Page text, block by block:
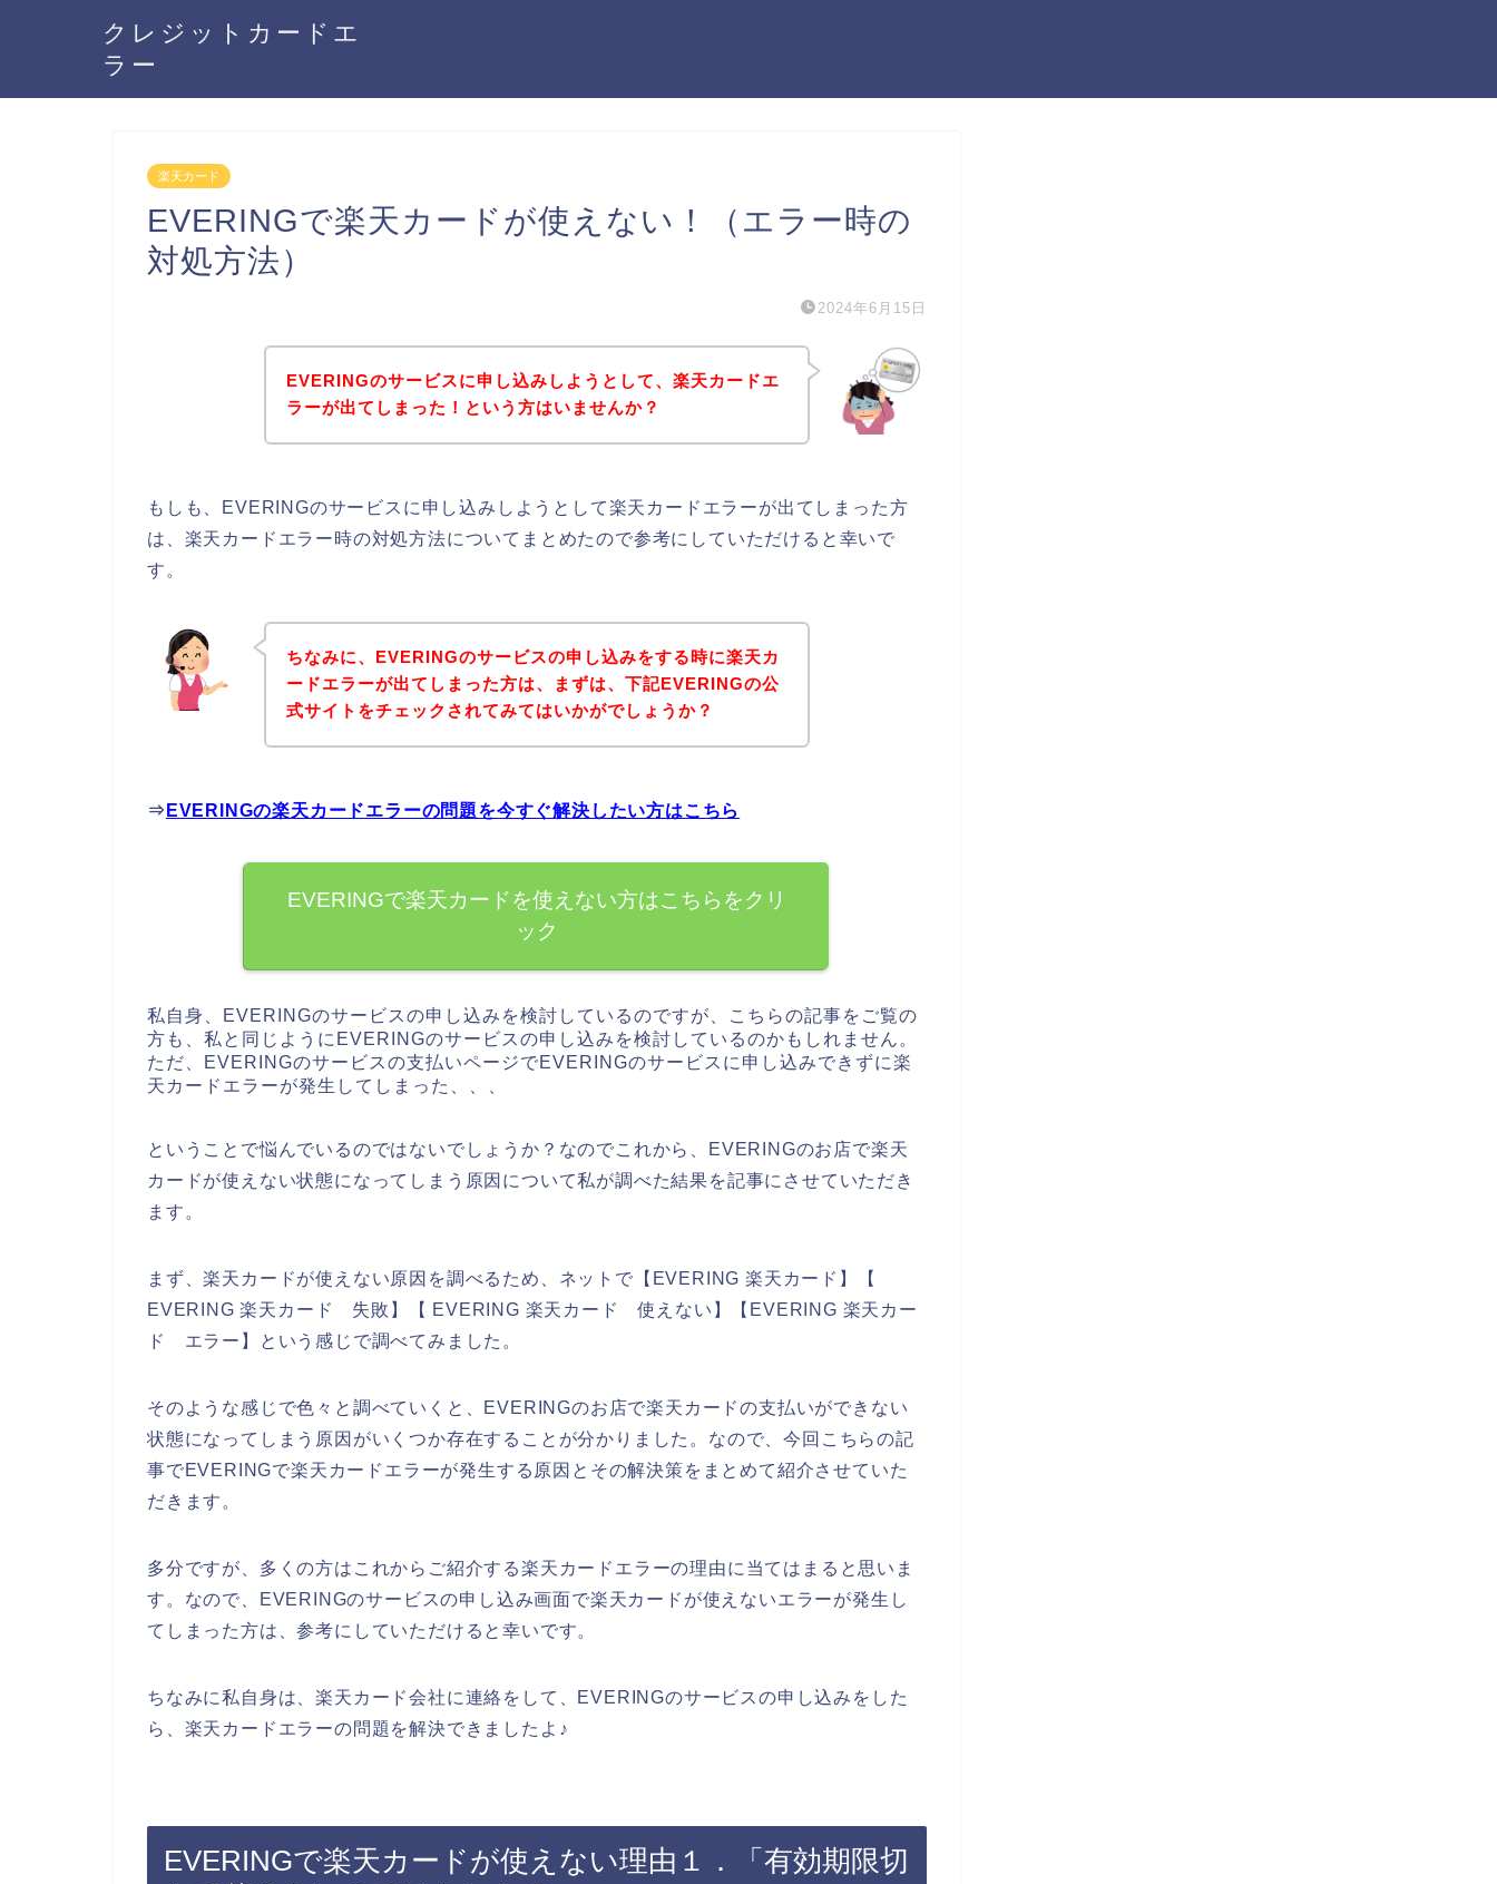
クレジットカードエ
ラー
楽天カード
EVERINGで楽天カードが使えない！（エラー時の
対処方法）
2024年6月15日
EVERINGのサービスに申し込みしようとして、楽天カードエ
ラーが出てしまった！という方はいませんか？
もしも、EVERINGのサービスに申し込みしようとして楽天カードエラーが出てしまった方
は、楽天カードエラー時の対処方法についてまとめたので参考にしていただけると幸いで
す。
ちなみに、EVERINGのサービスの申し込みをする時に楽天カ
ードエラーが出てしまった方は、まずは、下記EVERINGの公
式サイトをチェックされてみてはいかがでしょうか？
⇒ EVERINGの楽天カードエラーの問題を今すぐ解決したい方はこちら
EVERINGで楽天カードを使えない方はこちらをクリ
ック
私自身、EVERINGのサービスの申し込みを検討しているのですが、こちらの記事をご覧の
方も、私と同じようにEVERINGのサービスの申し込みを検討しているのかもしれません。
ただ、EVERINGのサービスの支払いページでEVERINGのサービスに申し込みできずに楽
天カードエラーが発生してしまった、、、
ということで悩んでいるのではないでしょうか？なのでこれから、EVERINGのお店で楽天
カードが使えない状態になってしまう原因について私が調べた結果を記事にさせていただき
ます。
まず、楽天カードが使えない原因を調べるため、ネットで【EVERING 楽天カード】【
EVERING 楽天カード 失敗】【 EVERING 楽天カード 使えない】【EVERING 楽天カー
ド エラー】という感じで調べてみました。
そのような感じで色々と調べていくと、EVERINGのお店で楽天カードの支払いができない
状態になってしまう原因がいくつか存在することが分かりました。なので、今回こちらの記
事でEVERINGで楽天カードエラーが発生する原因とその解決策をまとめて紹介させていた
だきます。
多分ですが、多くの方はこれからご紹介する楽天カードエラーの理由に当てはまると思いま
す。なので、EVERINGのサービスの申し込み画面で楽天カードが使えないエラーが発生し
てしまった方は、参考にしていただけると幸いです。
ちなみに私自身は、楽天カード会社に連絡をして、EVERINGのサービスの申し込みをした
ら、楽天カードエラーの問題を解決できましたよ♪
EVERINGで楽天カードが使えない理由１．「有効期限切